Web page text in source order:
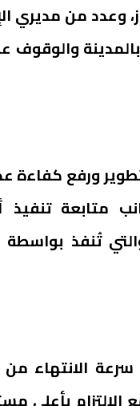
وعدد من مديري
والوقوف
ورفع كفاءة
متابعة تنفيذ
تُنفذ
الانتهاء من